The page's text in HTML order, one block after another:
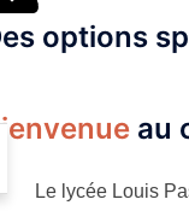
options
au
Le lycée Louis